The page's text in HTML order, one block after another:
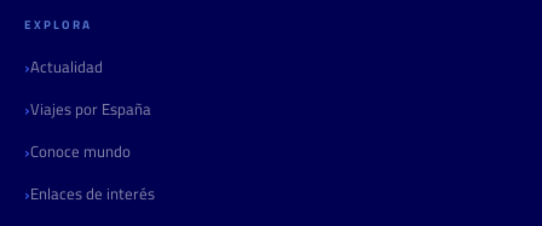
EXPLORA
Actualidad
Viajes por España
Conoce mundo
Enlaces de interés